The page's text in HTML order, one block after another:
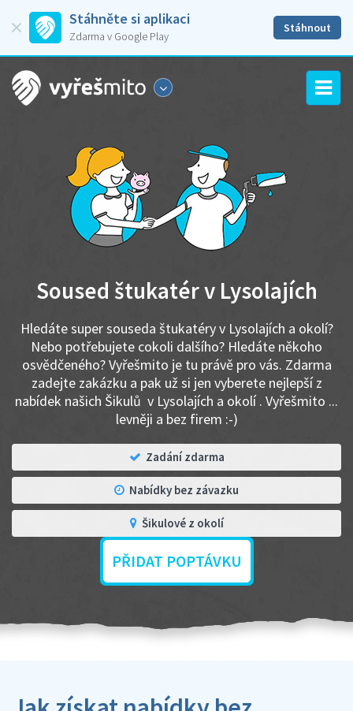
Stáhněte si aplikaci
Zdarma v Google Play
Stáhnout
Soused štukatér v Lysolajích
Hledáte super souseda štukatéry v Lysolajích a okolí?
Nebo potřebujete cokoli dalšího? Hledáte někoho
osvědčeného? Vyřešmito je tu právě pro vás. Zdarma
zadejte zakázku a pak už si jen vyberete nejlepší z
nabídek našich Šikulů v Lysolajích a okolí . Vyřešmito ...
levněji a bez firem :-)
Zadání zdarma
Nabídky bez závazku
Šikulové z okolí
PŘIDAT POPTÁVKU